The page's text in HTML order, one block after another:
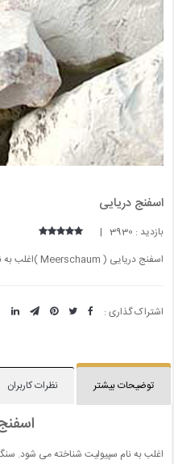
اسفنج دریایی
بازدید : 3930 |
اسفنج دریایی ( Meerschaum )اغلب به نام سپیولیت شناخته می شود.
اشتراک گذاری :
توضیحات بیشتر نظرات کاربران
اغلب به نام سپیولیت شناخته می شود.